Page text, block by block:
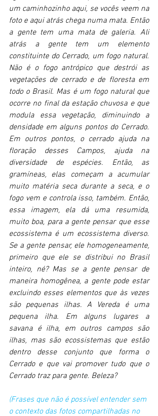
um caminhozinho aqui, se vocês veem na
foto e aqui atrás chega numa mata. Então
a gente tem uma mata de galeria. Ali
atrás a gente tem um elemento
constituinte do Cerrado, um fogo natural.
Não é o fogo antrópico que destrói as
vegetações de cerrado e de floresta em
todo o Brasil. Mas é um fogo natural que
ocorre no final da estação chuvosa e que
modula essa vegetação, diminuindo a
densidade em alguns pontos do Cerrado.
Em outros pontos, o cerrado ajuda na
floração desses Campos, ajuda na
diversidade de espécies. Então, as
gramíneas, elas começam a acumular
muito matéria seca durante a seca, e o
fogo vem e controla isso, também. Então,
essa imagem, ela dá uma resumida,
muito boa, para a gente pensar que esse
ecossistema é um ecossistema diverso.
Se a gente pensar, ele homogeneamente,
primeiro que ele se distribui no Brasil
inteiro, né? Mas se a gente pensar de
maneira homogênea, a gente pode estar
excluindo esses elementos que às vezes
são pequenas ilhas. A Vereda é uma
pequena ilha. Em alguns lugares a
savana é ilha, em outros campos são
ilhas, mas são ecossistemas que estão
dentro desse conjunto que forma o
Cerrado e que vai promover tudo que o
Cerrado traz para gente. Beleza?
(Frases que não é possível entender sem
o contexto das fotos compartilhadas no